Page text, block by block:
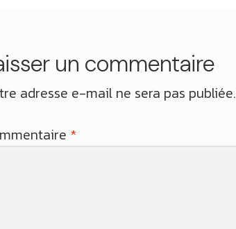
un commentaire
adresse e-mail ne sera pas publiée.
*